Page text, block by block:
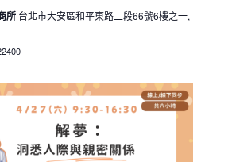
所 台北市大安區和平東路二段66號6樓之一,